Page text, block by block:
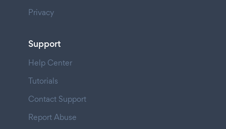
Privacy
Support
Help Center
Tutorials
Contact Support
Report Abuse